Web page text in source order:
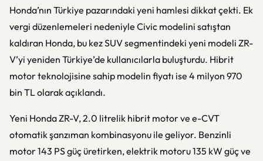
Honda’nın Türkiye pazarındaki yeni hamlesi dikkat çekti. Ek
vergi düzenlemeleri nedeniyle Civic modelini satıştan
kaldıran Honda, bu kez SUV segmentindeki yeni modeli ZR-
V’yi yeniden Türkiye’de kullanıcılarla buluşturdu. Hibrit
motor teknolojisine sahip modelin fiyatı ise 4 milyon 970
bin TL olarak açıklandı.
Yeni Honda ZR-V, 2.0 litrelik hibrit motor ve e-CVT
otomatik şanzıman kombinasyonu ile geliyor. Benzinli
motor 143 PS güç üretirken, elektrik motoru 135 kW güç ve